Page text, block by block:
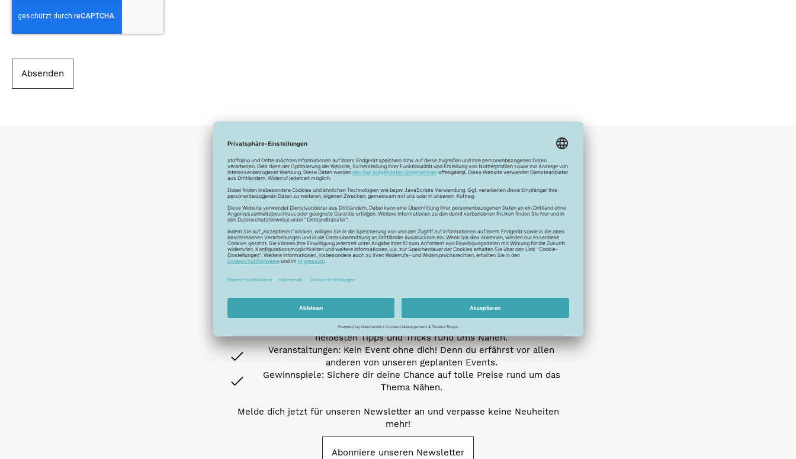
Absenden
Unser Newsletter
Newsletter
Abonniere jetzt unseren exklusiven Newsletter und profitiere von zahlreichen
Vorteilen:
Aktionen und Rabatte: Als Newsletter Abonnent erfährst du als erstes
Neue Stoffe entdecken: Wir informieren dich regelmäßig über die
Nähprojekte.
Inspiration: Lass dich von unseren kreativen Ideen und Nähbeispielen
inspirieren! Wir teilen mit dir unsere DIY-Ideen und verraten dir die
heißesten Tipps und Tricks rund ums Nähen.
Veranstaltungen: Kein Event ohne dich! Denn du erfährst vor allen
anderen von unseren geplanten Events.
Gewinnspiele: Sichere dir deine Chance auf tolle Preise rund um das
Thema Nähen.
Melde dich jetzt für unseren Newsletter an und verpasse keine Neuheiten
mehr!
Abonniere unseren Newsletter